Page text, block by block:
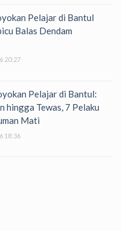
Pelajar di Bantul
Balas Dendam
20:27
Pelajar di Bantul:
hingga Tewas, 7 Pelaku
Mati
18:36